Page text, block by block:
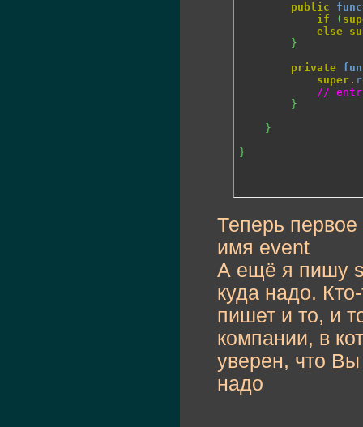
public
if
(
else
}
private
super .
//
}
}
}
Теперь
имя event
А ещё я пишу
куда надо.
пишет и то, и
компании, в
уверен, что
надо